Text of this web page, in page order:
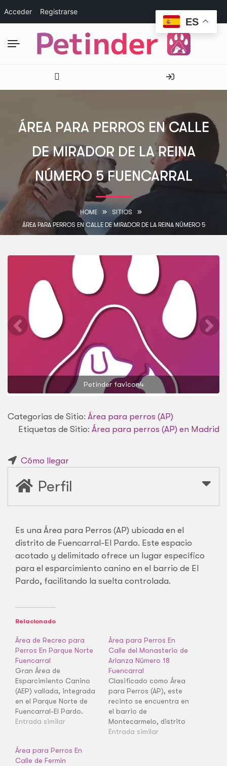
Acceder Registrarse
ÁREA PARA PERROS EN CALLE
DE MIRADOR DE LA REINA
NÚMERO 5 FUENCARRAL
HOME
SITIOS
ÁREA PARA PERROS EN CALLE DE MIRADOR DE LA REINA NÚMERO 5
Petinder favicon4
Categorías de Sitio: Área para perros (AP)
Etiquetas de Sitio: Área para perros (AP) en Madrid
Cómo llegar
Perfil
Es una Área para Perros (AP) ubicada en el
distrito de Fuencarral-El Pardo. Este espacio
acotado y delimitado ofrece un lugar específico
para el esparcimiento canino en el barrio de El
Pardo, facilitando la suelta controlada.
Relacionado
Área de Recreo para
Perros En Parque Norte
Fuencarral
Gran Área de
Esparcimiento Canino
(AEP) vallada, integrada
en el Parque Norte de
Fuencarral-El Pardo.
Esta AEP ofrece un
ejercicio intensivo y la
socialización, siendo un
Entrada similar
Área para Perros En
Calle del Monasterio de
Arlanza Número 18
Fuencarral
Clasificado como Área
para Perros (AP), este
recinto se encuentra en
el barrio de
Montecarmelo, distrito
de Fuencarral-El Pardo.
Entrada similar
Área para Perros En
Calle de Fermín
ES